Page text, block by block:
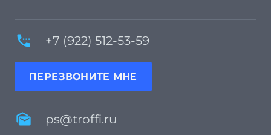
settings_phone +7 (922) 512-53-59
ПЕРЕЗВОНИТЕ МНЕ
mark_as_unread ps@troffi.ru